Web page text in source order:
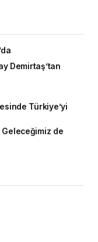
Demirtaş’tan
Türkiye’yi
Geleceğimiz de